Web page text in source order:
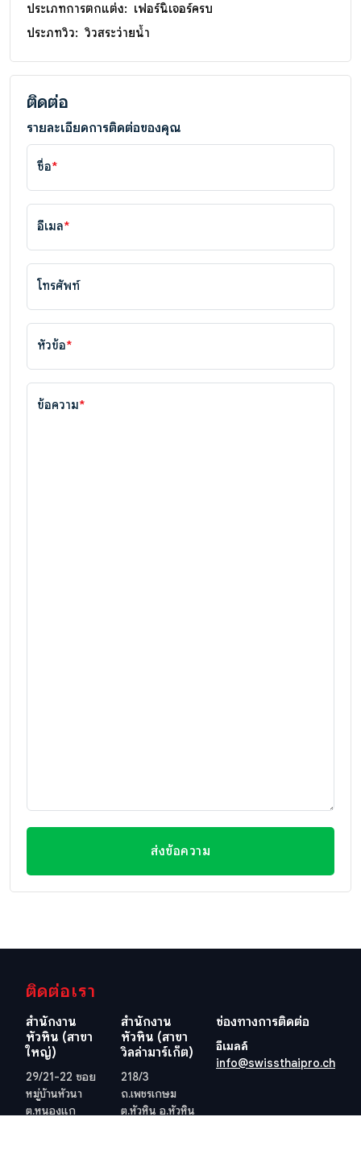
ประเภทการตกแต่ง: เฟอร์นิเจอร์ครบ
ประภทวิว: วิวสระว่ายน้ำ
ติดต่อ
รายละเอียดการติดต่อของคุณ
ชื่อ*
อีเมล*
โทรศัพท์
หัวข้อ*
ข้อความ*
ส่งข้อความ
ติดต่อเรา
สำนักงาน
หัวหิน (สาขา
ใหญ่)
29/21-22 ซอย
หมู่บ้านหัวนา
ต.หนองแก
สำนักงาน
หัวหิน (สาขา
วิลล่ามาร์เก็ต)
218/3
ถ.เพชรเกษม
ต.หัวหิน อ.หัวหิน
ช่องทางการติดต่อ
อีเมลล์
info@swissthaipro.ch